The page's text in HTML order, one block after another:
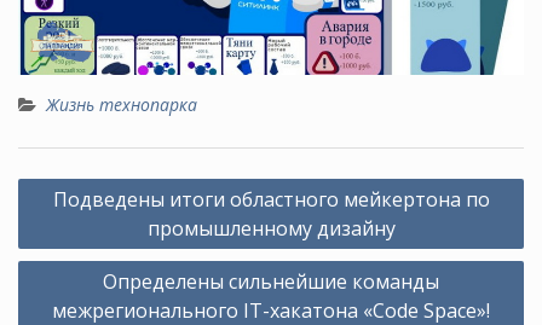
Жизнь технопарка
Навигация
записям
Подведены итоги областного мейкертона по
промышленному дизайну
Определены сильнейшие команды
межрегионального IT-хакатона «Code Space»!